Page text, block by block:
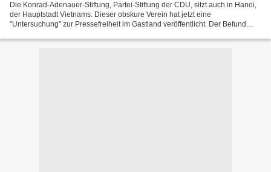
Die Konrad-Adenauer-Stiftung, Partei-Stiftung der CDU, sitzt auch in Hanoi,
der Hauptstadt Vietnams. Dieser obskure Verein hat jetzt eine
"Untersuchung" zur Pressefreiheit im Gastland veröffentlicht. Der Befund